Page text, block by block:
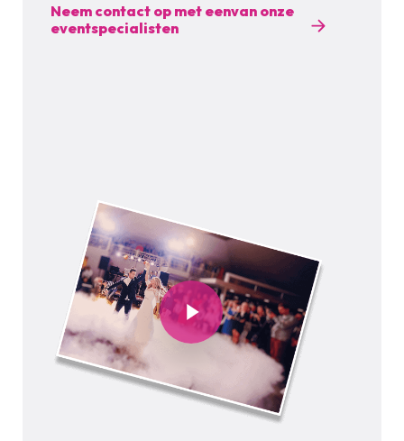
Neem contact op met eenvan onze
eventspecialisten
Play Video